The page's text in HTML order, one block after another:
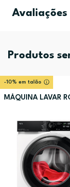
Produtos
-10% em talão
MÁQUINA LAVAR